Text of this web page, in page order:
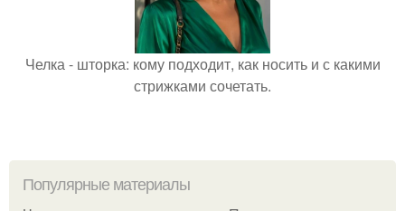
Челка - шторка: кому подходит, как носить и с какими
стрижками сочетать.
Популярные материалы